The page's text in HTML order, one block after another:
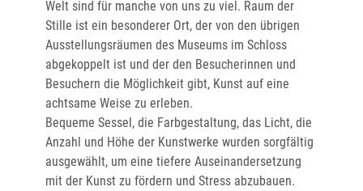
Welt sind für manche von uns zu viel. Raum der
Stille ist ein besonderer Ort, der von den übrigen
Ausstellungsräumen des Museums im Schloss
abgekoppelt ist und der den Besucherinnen und
Besuchern die Möglichkeit gibt, Kunst auf eine
achtsame Weise zu erleben.
Bequeme Sessel, die Farbgestaltung, das Licht, die
Anzahl und Höhe der Kunstwerke wurden sorgfältig
ausgewählt, um eine tiefere Auseinandersetzung
mit der Kunst zu fördern und Stress abzubauen.